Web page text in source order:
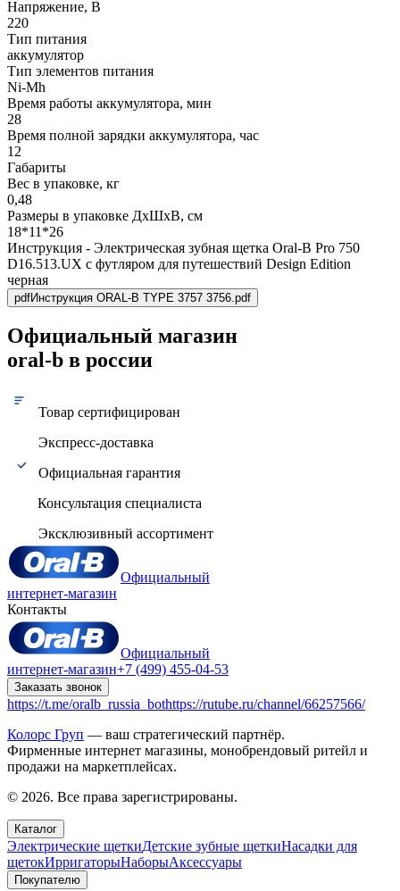
Напряжение, В
220
Тип питания
аккумулятор
Тип элементов питания
Ni-Mh
Время работы аккумулятора, мин
28
Время полной зарядки аккумулятора, час
12
Габариты
Вес в упаковке, кг
0,48
Размеры в упаковке ДxШxВ, см
18*11*26
Инструкция - Электрическая зубная щетка Oral-B Pro 750
D16.513.UX c футляром для путешествий Design Edition
черная
pdfИнструкция ORAL-B TYPE 3757 3756.pdf
Официальный магазин
oral-b в россии
Товар сертифицирован
Экспресс-доставка
Официальная гарантия
Консультация специалиста
Эксклюзивный ассортимент
Официальный
интернет-магазин
Контакты
Официальный
интернет-магазин+7 (499) 455-04-53
Заказать звонок
https://t.me/oralb_russia_bothttps://rutube.ru/channel/66257566/
Колорс Груп — ваш стратегический партнёр.
Фирменные интернет магазины, монобрендовый ритейл и
продажи на маркетплейсах.
© 2026. Все права зарегистрированы.
Каталог
Электрические щеткиДетские зубные щеткиНасадки для
щетокИрригаторыНаборыАксессуары
Покупателю